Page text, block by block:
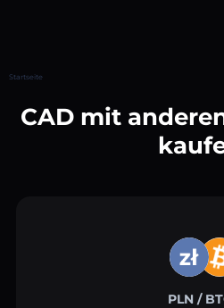
Startseite
CAD mit
PLN /